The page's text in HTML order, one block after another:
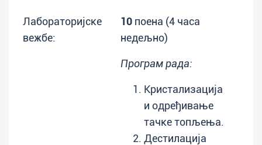
Лабораторијске
вежбе:
10 поена (4 часа
недељно)
Програм рада:
Кристализација
и одређивање
тачке топљења.
Дестилација